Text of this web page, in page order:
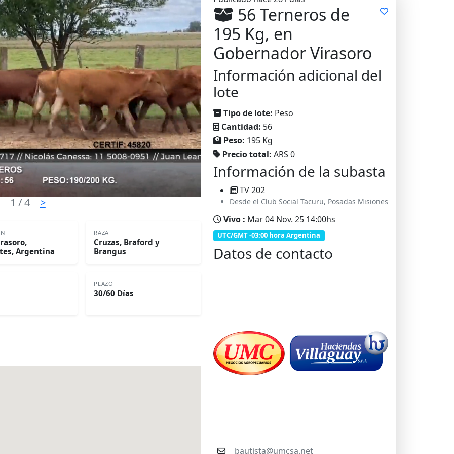
1 / 4 >
Argentina
RAZA
Cruzas, Braford y
Brangus
PLAZO
30/60 Días
56 Terneros de
195 Kg, en
Gobernador Virasoro
Información adicional del
lote
Tipo de lote: Peso
Cantidad: 56
Peso: 195 Kg
Precio total: ARS 0
Información de la subasta
TV 202
Desde el Club Social Tacuru, Posadas Misiones
Vivo : Mar 04 Nov. 25 14:00hs
UTC/GMT -03:00 hora Argentina
Datos de contacto
bautista@umcsa.net